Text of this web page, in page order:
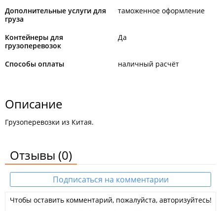
Дополнительные услуги для
груза
таможенное оформление
Контейнеры для
грузоперевозок
Да
Способы оплаты наличный расчёт
Описание
Грузоперевозки из Китая.
Отзывы (0)
Подписаться на комментарии
Чтобы оставить комментарий, пожалуйста, авторизуйтесь!